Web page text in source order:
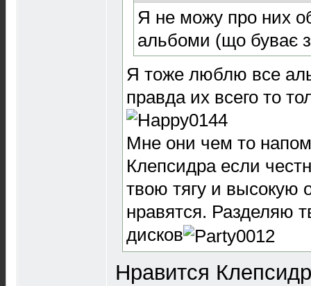
Я не можу про них
альбоми (що буває
Я тоже люблю все
правда их всего то
Мне они чем то
Клепсидра если
твою тягу и высокую
нравятся. Разделяю
дисков
Нравится